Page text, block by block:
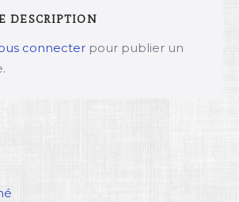
DESCRIPTION
connecter pour publier un